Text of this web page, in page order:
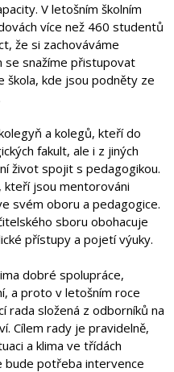
V letošním školním
více než 460 studentů
že si zachováváme
se snažíme přistupovat
škola, kde jsou podněty ze
a kolegů, kteří do
fakult, ale i z jiných
život spojit s pedagogikou.
kteří jsou mentorováni
svém oboru a pedagogice.
sboru obohacuje
přístupy a pojetí výuky.
dobré spolupráce,
a proto v letošním roce
rada složená z odborníků na
Cílem rady je pravidelně,
a klima ve třídách
bude potřeba intervence